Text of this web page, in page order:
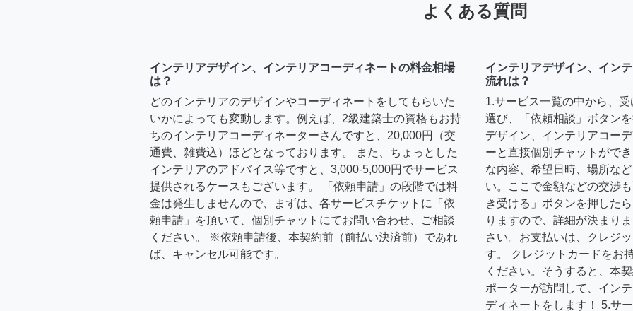
よくある質問
インテリアデザイン、インテリアコーディネートの料金相場
は？
どのインテリアのデザインやコーディネートをしてもらいた
いかによっても変動します。例えば、2級建築士の資格もお持
ちのインテリアコーディネーターさんですと、20,000円（交
通費、雑費込）ほどとなっております。 また、ちょっとした
インテリアのアドバイス等ですと、3,000-5,000円でサービス
提供されるケースもございます。 「依頼申請」の段階では料
金は発生しませんので、まずは、各サービスチケットに「依
頼申請」を頂いて、個別チャットにてお問い合わせ、ご相談
ください。 ※依頼申請後、本契約前（前払い決済前）であれ
ば、キャンセル可能です。
インテリアデザイン、イン
流れは？
1.サービス一覧の中から、
選び、「依頼相談」ボタン
デザイン、インテリアコー
ーと直接個別チャットがで
な内容、希望日時、場所な
い。ここで金額などの交渉
き受ける」ボタンを押した
りますので、詳細が決まり
さい。お支払いは、クレジ
す。 クレジットカードをお
ください。そうすると、本
ポーターが訪問して、イン
ディネートをします！ 5.サ